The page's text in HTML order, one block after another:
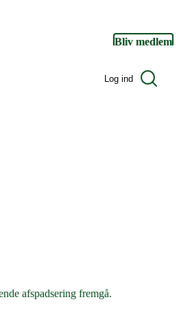
Bliv medlem
Log ind
Log ind Søg
afspadsering fremgå.